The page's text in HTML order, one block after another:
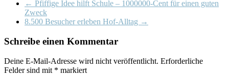
← Pfiffige Idee hilft Schule – 1000000-Cent für einen guten
Zweck
8.500 Besucher erleben Hof-Alltag →
Schreibe einen Kommentar
Deine E-Mail-Adresse wird nicht veröffentlicht. Erforderliche
Felder sind mit * markiert